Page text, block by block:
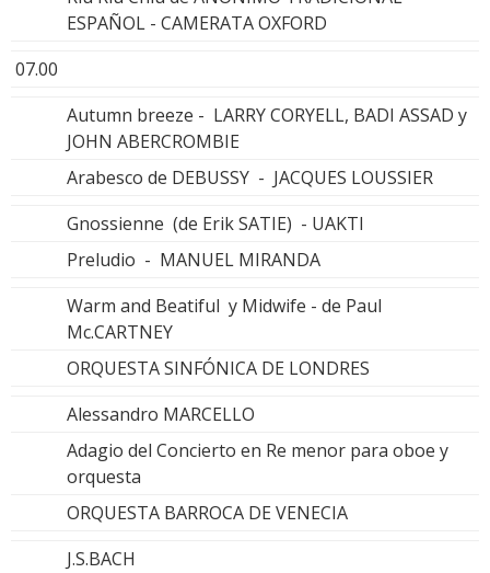
ESPAÑOL - CAMERATA OXFORD
07.00
Autumn breeze - LARRY CORYELL, BADI ASSAD y
JOHN ABERCROMBIE
Arabesco de DEBUSSY - JACQUES LOUSSIER
Gnossienne (de Erik SATIE) - UAKTI
Preludio - MANUEL MIRANDA
Warm and Beatiful y Midwife - de Paul
Mc.CARTNEY
ORQUESTA SINFÓNICA DE LONDRES
Alessandro MARCELLO
Adagio del Concierto en Re menor para oboe y
orquesta
ORQUESTA BARROCA DE VENECIA
J.S.BACH